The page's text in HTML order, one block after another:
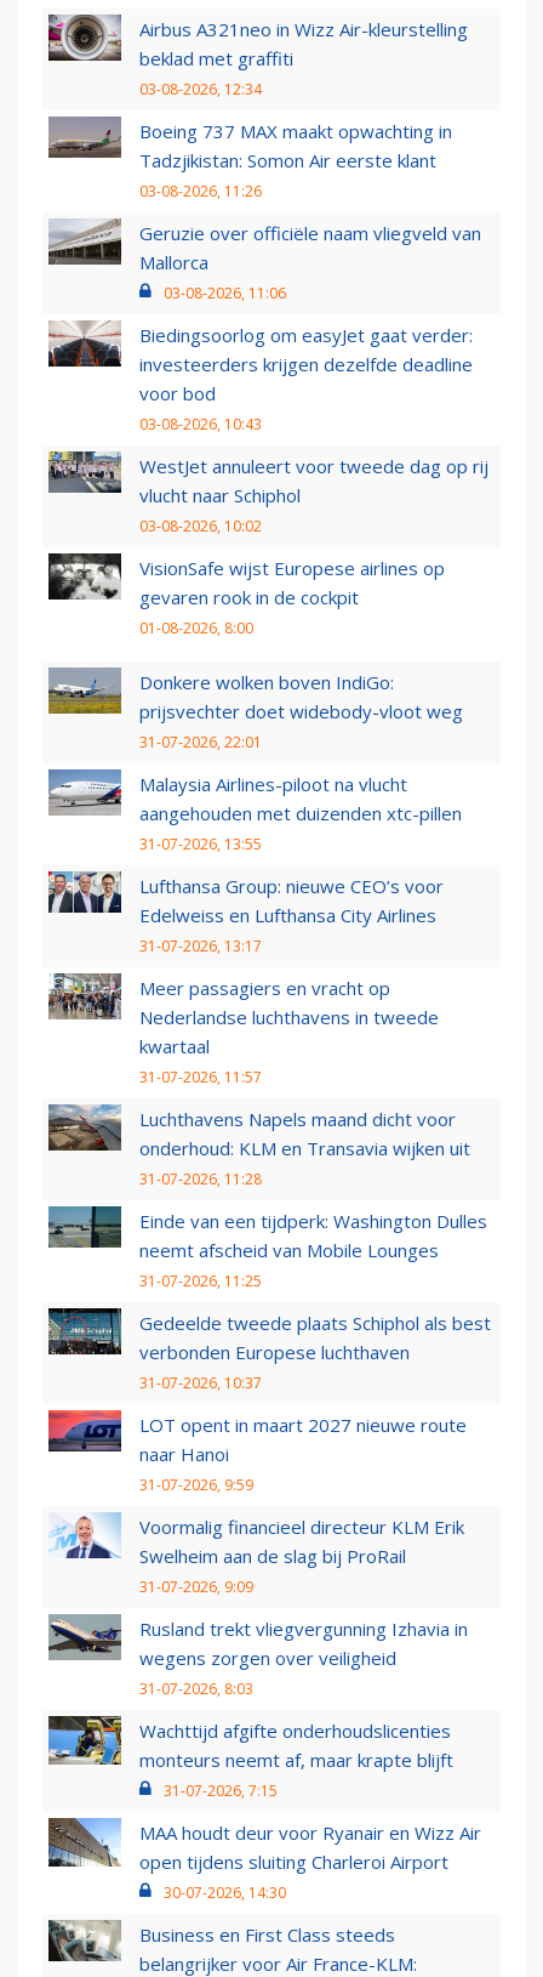
Airbus A321neo in Wizz Air-kleurstelling
beklad met graffiti
03-08-2026, 12:34
Boeing 737 MAX maakt opwachting in
Tadzjikistan: Somon Air eerste klant
03-08-2026, 11:26
Geruzie over officiële naam vliegveld van
Mallorca
03-08-2026, 11:06
Biedingsoorlog om easyJet gaat verder:
investeerders krijgen dezelfde deadline
voor bod
03-08-2026, 10:43
WestJet annuleert voor tweede dag op rij
vlucht naar Schiphol
03-08-2026, 10:02
VisionSafe wijst Europese airlines op
gevaren rook in de cockpit
01-08-2026, 8:00
Donkere wolken boven IndiGo:
prijsvechter doet widebody-vloot weg
31-07-2026, 22:01
Malaysia Airlines-piloot na vlucht
aangehouden met duizenden xtc-pillen
31-07-2026, 13:55
Lufthansa Group: nieuwe CEO’s voor
Edelweiss en Lufthansa City Airlines
31-07-2026, 13:17
Meer passagiers en vracht op
Nederlandse luchthavens in tweede
kwartaal
31-07-2026, 11:57
Luchthavens Napels maand dicht voor
onderhoud: KLM en Transavia wijken uit
31-07-2026, 11:28
Einde van een tijdperk: Washington Dulles
neemt afscheid van Mobile Lounges
31-07-2026, 11:25
Gedeelde tweede plaats Schiphol als best
verbonden Europese luchthaven
31-07-2026, 10:37
LOT opent in maart 2027 nieuwe route
naar Hanoi
31-07-2026, 9:59
Voormalig financieel directeur KLM Erik
Swelheim aan de slag bij ProRail
31-07-2026, 9:09
Rusland trekt vliegvergunning Izhavia in
wegens zorgen over veiligheid
31-07-2026, 8:03
Wachttijd afgifte onderhoudslicenties
monteurs neemt af, maar krapte blijft
31-07-2026, 7:15
MAA houdt deur voor Ryanair en Wizz Air
open tijdens sluiting Charleroi Airport
30-07-2026, 14:30
Business en First Class steeds
belangrijker voor Air France-KLM: